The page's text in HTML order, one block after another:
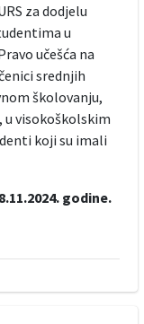
za dodjelu
u
učešća na
srednjih
školovanju,
visokoškolskim
koji su imali
godine.